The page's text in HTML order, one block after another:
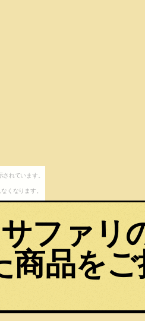
れています。
くなります。
ファリ
商品をご